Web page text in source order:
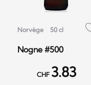
Norvège 50 cl
Nogne #500
CHF 3.83